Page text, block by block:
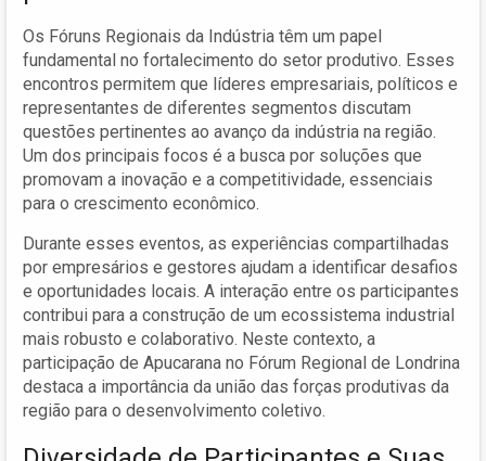
Os Fóruns Regionais da Indústria têm um papel
fundamental no fortalecimento do setor produtivo. Esses
encontros permitem que líderes empresariais, políticos e
representantes de diferentes segmentos discutam
questões pertinentes ao avanço da indústria na região.
Um dos principais focos é a busca por soluções que
promovam a inovação e a competitividade, essenciais
para o crescimento econômico.
Durante esses eventos, as experiências compartilhadas
por empresários e gestores ajudam a identificar desafios
e oportunidades locais. A interação entre os participantes
contribui para a construção de um ecossistema industrial
mais robusto e colaborativo. Neste contexto, a
participação de Apucarana no Fórum Regional de Londrina
destaca a importância da união das forças produtivas da
região para o desenvolvimento coletivo.